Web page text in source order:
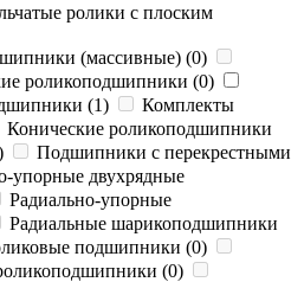
ролики с плоским
(массивные) (0)
роликоподшипники (0)
(1)
Комплекты
Конические роликоподшипники
Подшипники с перекрестными
упорные двухрядные
Радиально-упорные
Радиальные шарикоподшипники
подшипники (0)
(0)